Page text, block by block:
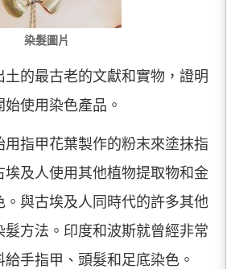
染髮圖片
的最古老的文獻和實物，證明
始使用染色產品。
用指甲花葉製作的粉末來塗抹指
埃及人使用其他植物提取物和金
。與古埃及人同時代的許多其他
髮方法。印度和波斯就曾經非常
手指甲、頭髮和足底染色。